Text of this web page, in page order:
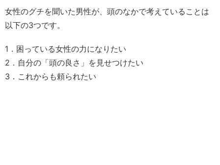
女性のグチを聞いた男性が、頭のなかで考えていることは
以下の3つです。
1．困っている女性の力になりたい
2．自分の「頭の良さ」を見せつけたい
3．これからも頼られたい